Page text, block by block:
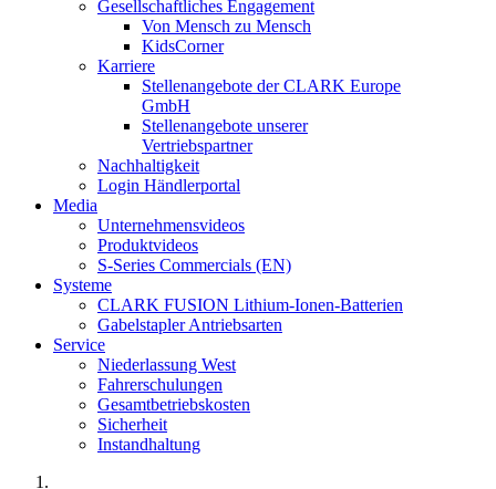
Gesellschaftliches Engagement
Von Mensch zu Mensch
KidsCorner
Karriere
Stellenangebote der CLARK Europe
GmbH
Stellenangebote unserer
Vertriebspartner
Nachhaltigkeit
Login Händlerportal
Media
Unternehmensvideos
Produktvideos
S-Series Commercials (EN)
Systeme
CLARK FUSION Lithium-Ionen-Batterien
Gabelstapler Antriebsarten
Service
Niederlassung West
Fahrerschulungen
Gesamtbetriebskosten
Sicherheit
Instandhaltung